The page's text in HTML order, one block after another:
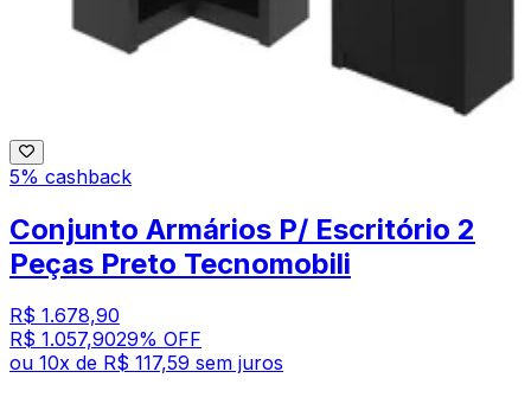
5% cashback
Conjunto Armários P/ Escritório 2
Peças Preto Tecnomobili
R$ 1.678,90
R$ 1.057,9029% OFF
ou 10x de R$ 117,59 sem juros